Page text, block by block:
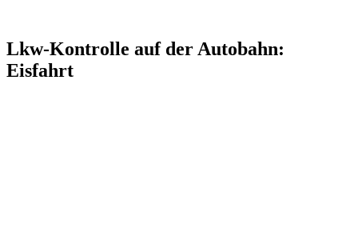
Lkw-Kontrolle auf der Autobahn:
Eisfahrt